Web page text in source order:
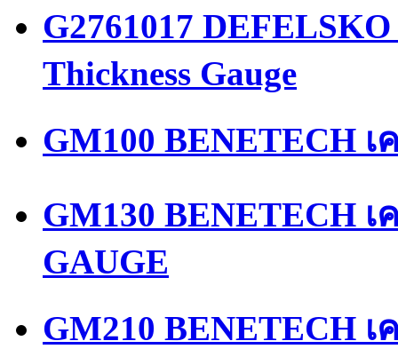
G2761017
Thickness Gauge
GM100 BENETECH
GM130 BENETECH
GAUGE
GM210 BENETECH